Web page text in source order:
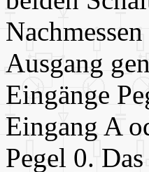
Ausgang
Eingänge
Eingang A
Pegel 0.